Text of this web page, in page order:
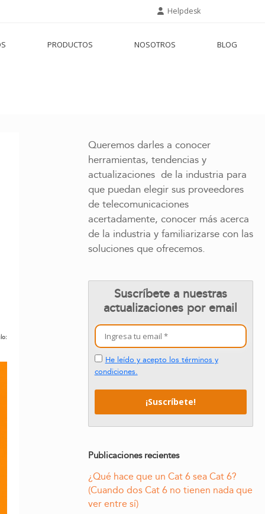
Helpdesk
PRODUCTOS NOSOTROS BLOG
Queremos darles a conocer
herramientas, tendencias y
actualizaciones de la industria para
que puedan elegir sus proveedores
de telecomunicaciones
acertadamente, conocer más acerca
de la industria y familiarizarse con las
soluciones que ofrecemos.
Suscríbete a nuestras
actualizaciones por email
He leído y acepto los términos y
condiciones.
Publicaciones recientes
¿Qué hace que un Cat 6 sea Cat 6?
(Cuando dos Cat 6 no tienen nada que
ver entre sí)